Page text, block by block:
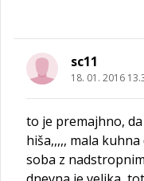
sc11
18. 01. 2016
to je premajhno,
hiša,,,,, mala
soba z